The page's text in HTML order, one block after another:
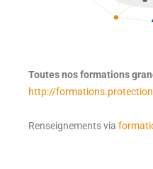
Toutes nos formations
http://
Renseignements via